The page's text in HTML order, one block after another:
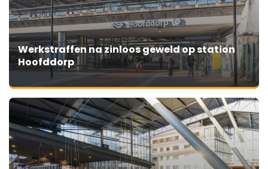
Werkstraffen na zinloos geweld op station
Hoofddorp